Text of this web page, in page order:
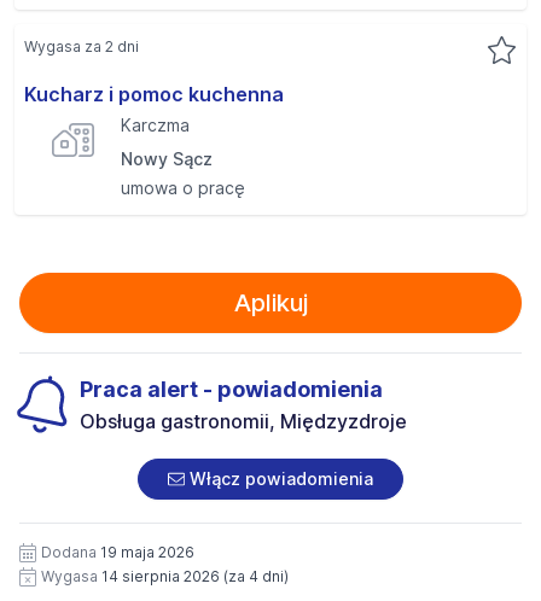
Kucharz i pomoc kuchenna
Karczma
Nowy Sącz
umowa o pracę
Wygasa za 2 dni
Aplikuj
Praca alert - powiadomienia
Obsługa gastronomii, Międzyzdroje
Włącz powiadomienia
Dodana 19 maja 2026
Wygasa 14 sierpnia 2026 (za 4 dni)